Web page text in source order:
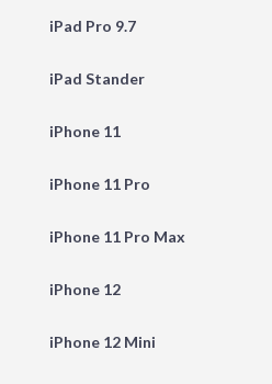
iPad Pro 9.7
iPad Stander
iPhone 11
iPhone 11 Pro
iPhone 11 Pro Max
iPhone 12
iPhone 12 Mini